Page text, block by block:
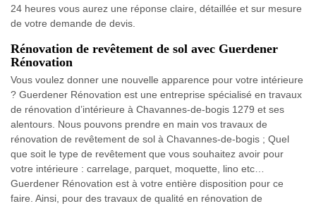
24 heures vous aurez une réponse claire, détaillée et sur mesure
de votre demande de devis.
Rénovation de revêtement de sol avec Guerdener
Rénovation
Vous voulez donner une nouvelle apparence pour votre intérieure
? Guerdener Rénovation est une entreprise spécialisé en travaux
de rénovation d’intérieure à Chavannes-de-bogis 1279 et ses
alentours. Nous pouvons prendre en main vos travaux de
rénovation de revêtement de sol à Chavannes-de-bogis ; Quel
que soit le type de revêtement que vous souhaitez avoir pour
votre intérieure : carrelage, parquet, moquette, lino etc…
Guerdener Rénovation est à votre entière disposition pour ce
faire. Ainsi, pour des travaux de qualité en rénovation de